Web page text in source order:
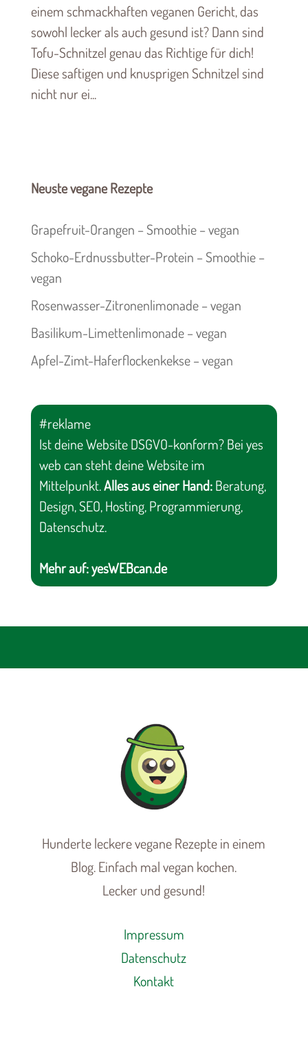
einem schmackhaften veganen Gericht, das
sowohl lecker als auch gesund ist? Dann sind
Tofu-Schnitzel genau das Richtige für dich!
Diese saftigen und knusprigen Schnitzel sind
nicht nur ei...
Neuste vegane Rezepte
Grapefruit-Orangen – Smoothie – vegan
Schoko-Erdnussbutter-Protein – Smoothie –
vegan
Rosenwasser-Zitronenlimonade – vegan
Basilikum-Limettenlimonade – vegan
Apfel-Zimt-Haferflockenkekse – vegan
#reklame
Ist deine Website DSGVO-konform? Bei yes
web can steht deine Website im
Mittelpunkt.Alles aus einer Hand:Beratung,
Design, SEO, Hosting, Programmierung,
Datenschutz.
Mehr auf:yesWEBcan.de
Hunderte leckere vegane Rezepte in einem
Blog. Einfach mal vegan kochen.
Lecker und gesund!
Impressum
Datenschutz
Kontakt